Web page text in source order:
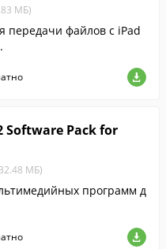
МБ)
передачи файлов с iPad
Software Pack for
МБ)
программ д